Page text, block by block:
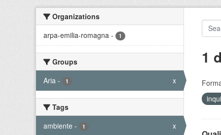
Organizations
arpa-emilia-romagna - 1
Groups
Aria - 1 x
Tags
ambiente - 1 x
1